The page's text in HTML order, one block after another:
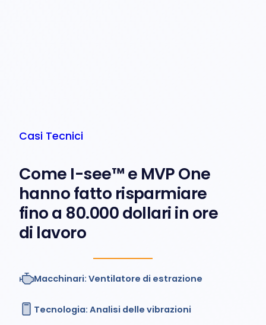
Casi Tecnici
Come I-see™ e MVP One
hanno fatto risparmiare
fino a 80.000 dollari in ore
di lavoro
Macchinari: Ventilatore di estrazione
Tecnologia: Analisi delle vibrazioni